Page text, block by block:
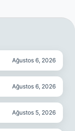
Ağustos 6, 2026
Ağustos 6, 2026
Ağustos 5, 2026